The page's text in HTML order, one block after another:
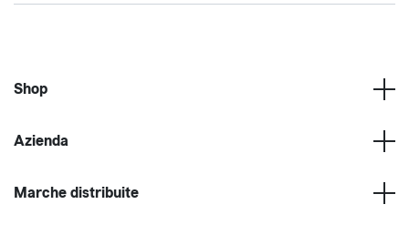
Shop
Azienda
Marche distribuite